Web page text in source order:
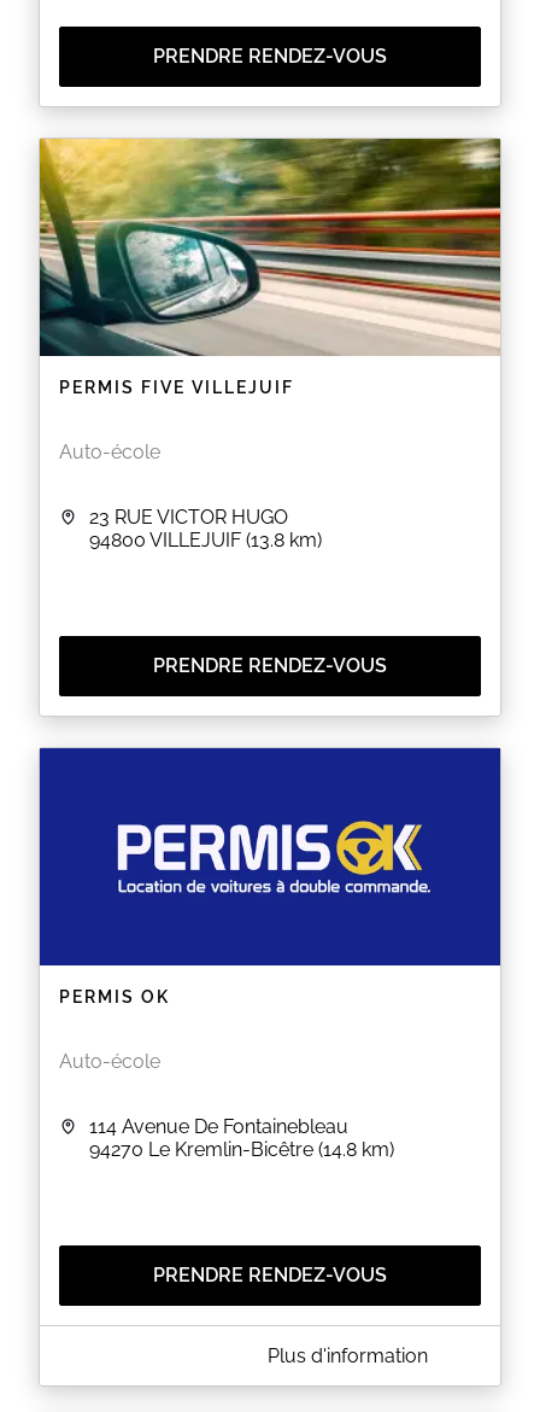
PRENDRE RENDEZ-VOUS
PERMIS FIVE VILLEJUIF
Auto-école
23 RUE VICTOR HUGO
94800 VILLEJUIF (13.8 km)
PRENDRE RENDEZ-VOUS
PERMIS OK
Auto-école
114 Avenue De Fontainebleau
94270 Le Kremlin-Bicêtre (14.8 km)
PRENDRE RENDEZ-VOUS
Permis Ok propose des services de location de
Plus d'information